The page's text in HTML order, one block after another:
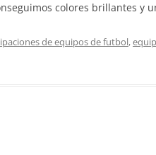
colores brillantes y
de equipos de futbol,